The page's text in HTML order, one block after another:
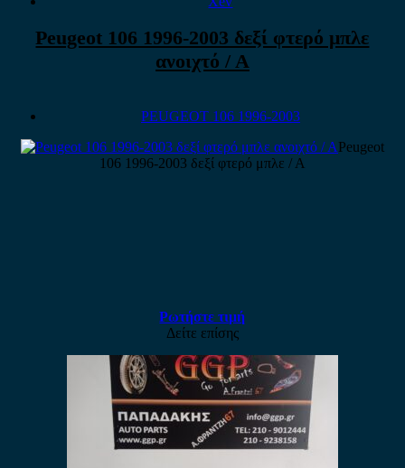
Peugeot 106 1996-2003 δεξί φτερό μπλε
ανοιχτό / Α
PEUGEOT 106 1996-2003
Peugeot
106 1996-2003 δεξί φτερό μπλε / Α
Ρωτήστε τιμή
Δείτε επίσης